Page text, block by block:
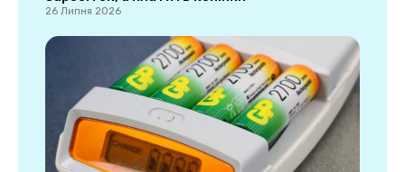
26 Липня 2026